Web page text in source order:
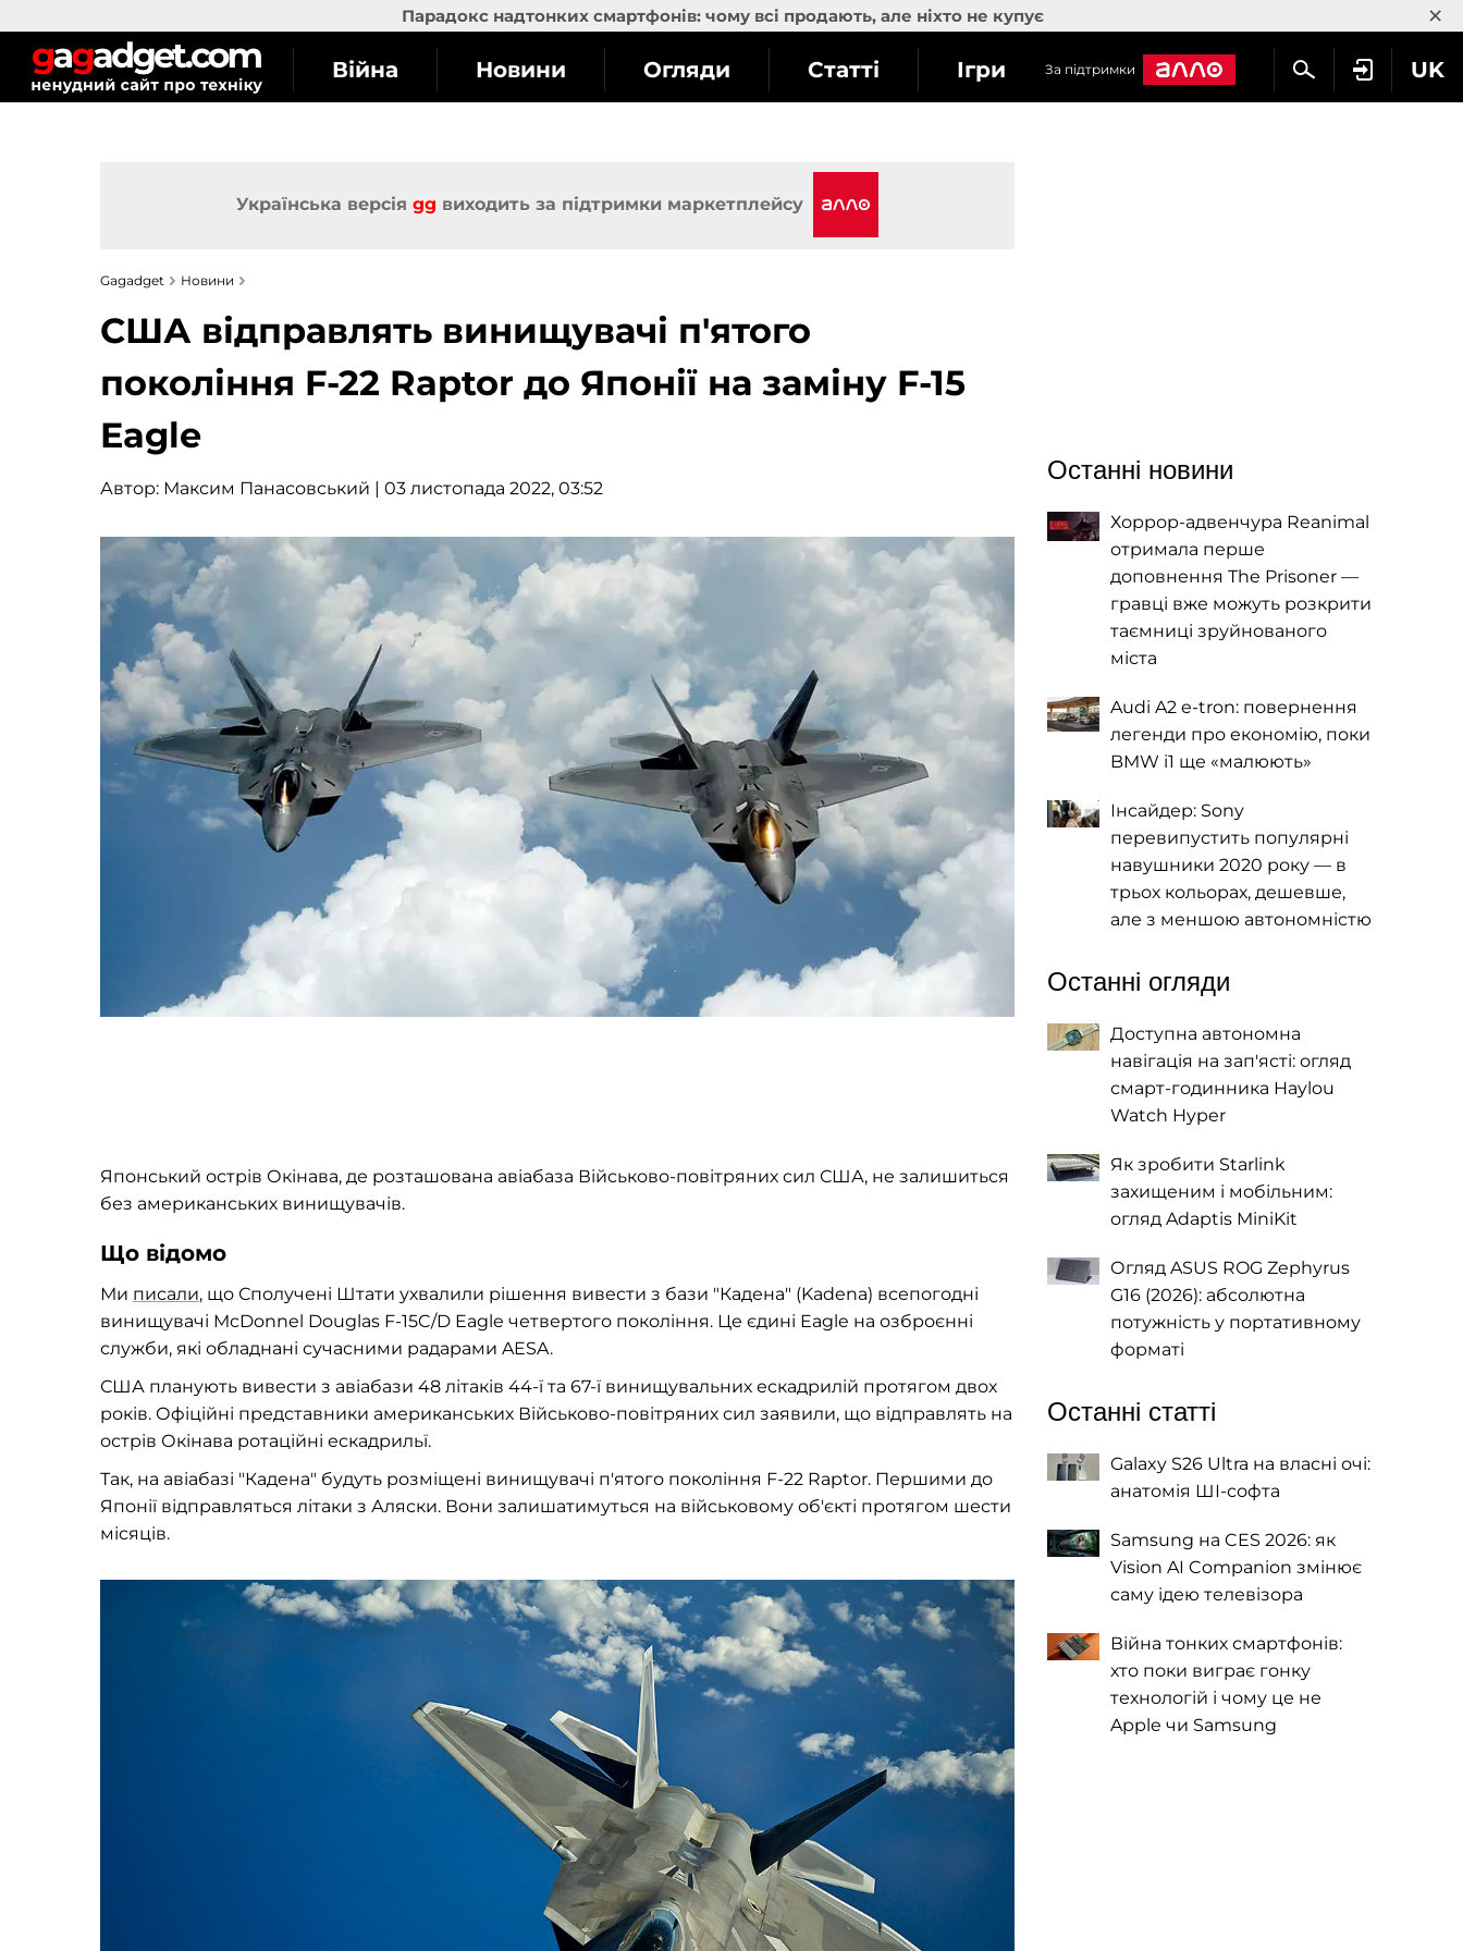
Парадокс надтонких смартфонів: чому всі продають, але ніхто не купує ×
UK
Війна Новини Огляди Статті Ігри За підтримки
Українська версія gg виходить за підтримки маркетплейсу
Gagadget Новини
США відправлять винищувачі п'ятого
покоління F-22 Raptor до Японії на заміну F-15
Eagle
Автор: Максим Панасовський | 03 листопада 2022, 03:52
Японський острів Окінава, де розташована авіабаза Військово-повітряних сил США, не залишиться
без американських винищувачів.
Що відомо
Ми писали, що Сполучені Штати ухвалили рішення вивести з бази "Кадена" (Kadena) всепогодні
винищувачі McDonnel Douglas F-15C/D Eagle четвертого покоління. Це єдині Eagle на озброєнні
служби, які обладнані сучасними радарами AESA.
США планують вивести з авіабази 48 літаків 44-ї та 67-ї винищувальних ескадрилій протягом двох
років. Офіційні представники американських Військово-повітряних сил заявили, що відправлять на
острів Окінава ротаційні ескадрильї.
Так, на авіабазі "Кадена" будуть розміщені винищувачі п'ятого покоління F-22 Raptor. Першими до
Японії відправляться літаки з Аляски. Вони залишатимуться на військовому об'єкті протягом шести
місяців.
Останні новини
Хоррор-адвенчура Reanimal
отримала перше
доповнення The Prisoner —
гравці вже можуть розкрити
таємниці зруйнованого
міста
Audi A2 e-tron: повернення
легенди про економію, поки
BMW i1 ще «малюють»
Інсайдер: Sony
перевипустить популярні
навушники 2020 року — в
трьох кольорах, дешевше,
але з меншою автономністю
Останні огляди
Доступна автономна
навігація на зап'ясті: огляд
смарт-годинника Haylou
Watch Hyper
Як зробити Starlink
захищеним і мобільним:
огляд Adaptis MiniKit
Огляд ASUS ROG Zephyrus
G16 (2026): абсолютна
потужність у портативному
форматі
Останні статті
Galaxy S26 Ultra на власні очі:
анатомія ШІ-софта
Samsung на CES 2026: як
Vision AI Companion змінює
саму ідею телевізора
Війна тонких смартфонів:
хто поки виграє гонку
технологій і чому це не
Apple чи Samsung